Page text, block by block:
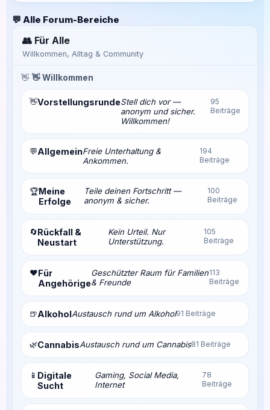
💬 Alle Forum-Bereiche
👥 Für Alle
Willkommen, Alltag & Community
👋 👋 Willkommen
👋VorstellungsrundeStell dich vor —
anonym und sicher.
Willkommen!
95
Beiträge
💬AllgemeinFreie Unterhaltung &
Ankommen.
194
Beiträge
🏆Meine
Erfolge
Teile deinen Fortschritt —
anonym & sicher.
100
Beiträge
🔄Rückfall &
Neustart
Kein Urteil. Nur
Unterstützung.
105
Beiträge
❤️Für
Angehörige
Geschützter Raum für Familien
& Freunde
113
Beiträge
🍺AlkoholAustausch rund um Alkohol91 Beiträge
🌿CannabisAustausch rund um Cannabis81 Beiträge
📱 Digitale
Sucht
Gaming, Social Media,
Internet
78
Beiträge